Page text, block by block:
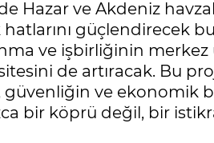
Hazar ve Akdeniz
hatlarını güçlendirecek
ve işbirliğinin
de artıracak. Bu
ve ekonomik
bir köprü değil, bir